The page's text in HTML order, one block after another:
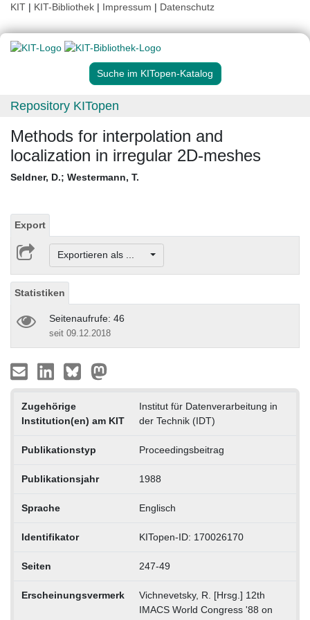
KIT | KIT-Bibliothek | Impressum | Datenschutz
Suche im KITopen-Katalog
Repository KITopen
Methods for interpolation and
localization in irregular 2D-meshes
Seldner, D.; Westermann, T.
Export
Exportieren als ...
Statistiken
Seitenaufrufe: 46
seit 09.12.2018
Zugehörige
Institution(en) am KIT
Institut für Datenverarbeitung in
der Technik (IDT)
Publikationstyp Proceedingsbeitrag
Publikationsjahr 1988
Sprache Englisch
Identifikator KITopen-ID: 170026170
Seiten 247-49
Erscheinungsvermerk
Vichnevetsky, R. [Hrsg.] 12th
IMACS World Congress '88 on